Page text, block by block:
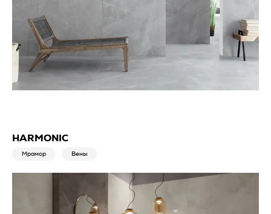
HARMONIC
Мрамор Вены